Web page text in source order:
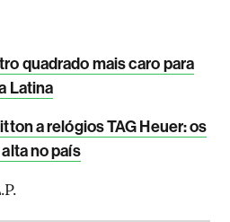
quadrado mais caro para
Latina
a relógios TAG Heuer: os
no país